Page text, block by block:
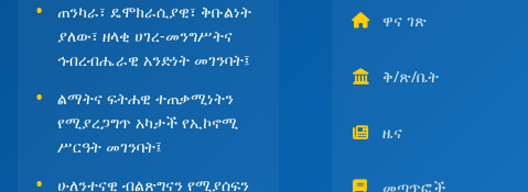
ጠንካራ፣ ዴሞክራሲያዊ፣ ቅቡልነት
ያለው፣ ዘላቂ ሀገረ-መንግሥትና
ኅብረብሔራዊ አንድነት መገንባት፤
ልማትና ፍትሐዊ ተጠቃሚነትን
የሚያረጋግጥ አካታች የኢኮኖሚ
ሥርዓት መገንባት፤
ሁለንተናዊ ብልጽግናን የሚያሰፍን
ዋና ገጽ
ቅ/ጽ/ቤት
ዜና
መጣጥፎች